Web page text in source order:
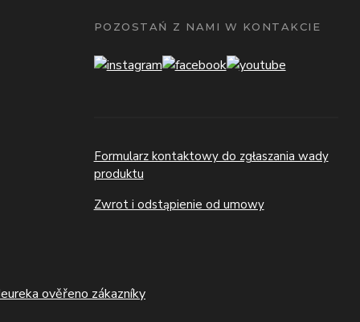
POZOSTAŃ Z NAMI W KONTAKCIE
Formularz kontaktowy do zgłaszania wady
produktu
Zwrot i odstąpienie od umowy